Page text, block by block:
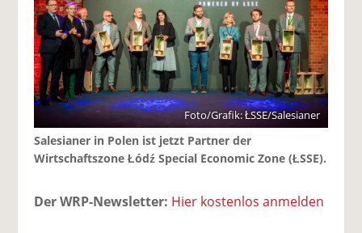
Foto/Grafik: ŁSSE/Salesianer
Salesianer in Polen ist jetzt Partner der
Wirtschaftszone Łódź Special Economic Zone (ŁSSE).
Der WRP-Newsletter: Hier kostenlos anmelden